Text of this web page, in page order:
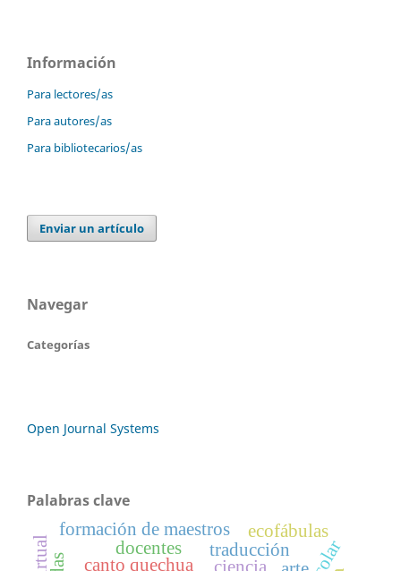
Información
Para lectores/as
Para autores/as
Para bibliotecarios/as
Enviar un artículo
Navegar
Categorías
Open Journal Systems
Palabras clave
ciencia
canto quechua
traducción
docentes
formación de maestros ecofábulas